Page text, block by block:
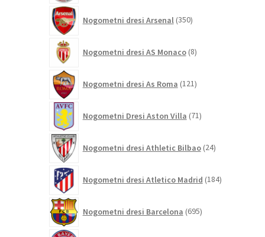
Nogometni dresi Arsenal 350izdelkov
Nogometni dresi AS Monaco 8izdelkov
Nogometni dresi As Roma 121izdelkov
Nogometni Dresi Aston Villa 71izdelkov
Nogometni dresi Athletic Bilbao 24izdelkov
Nogometni dresi Atletico Madrid 184izdelkov
Nogometni dresi Barcelona 695izdelkov